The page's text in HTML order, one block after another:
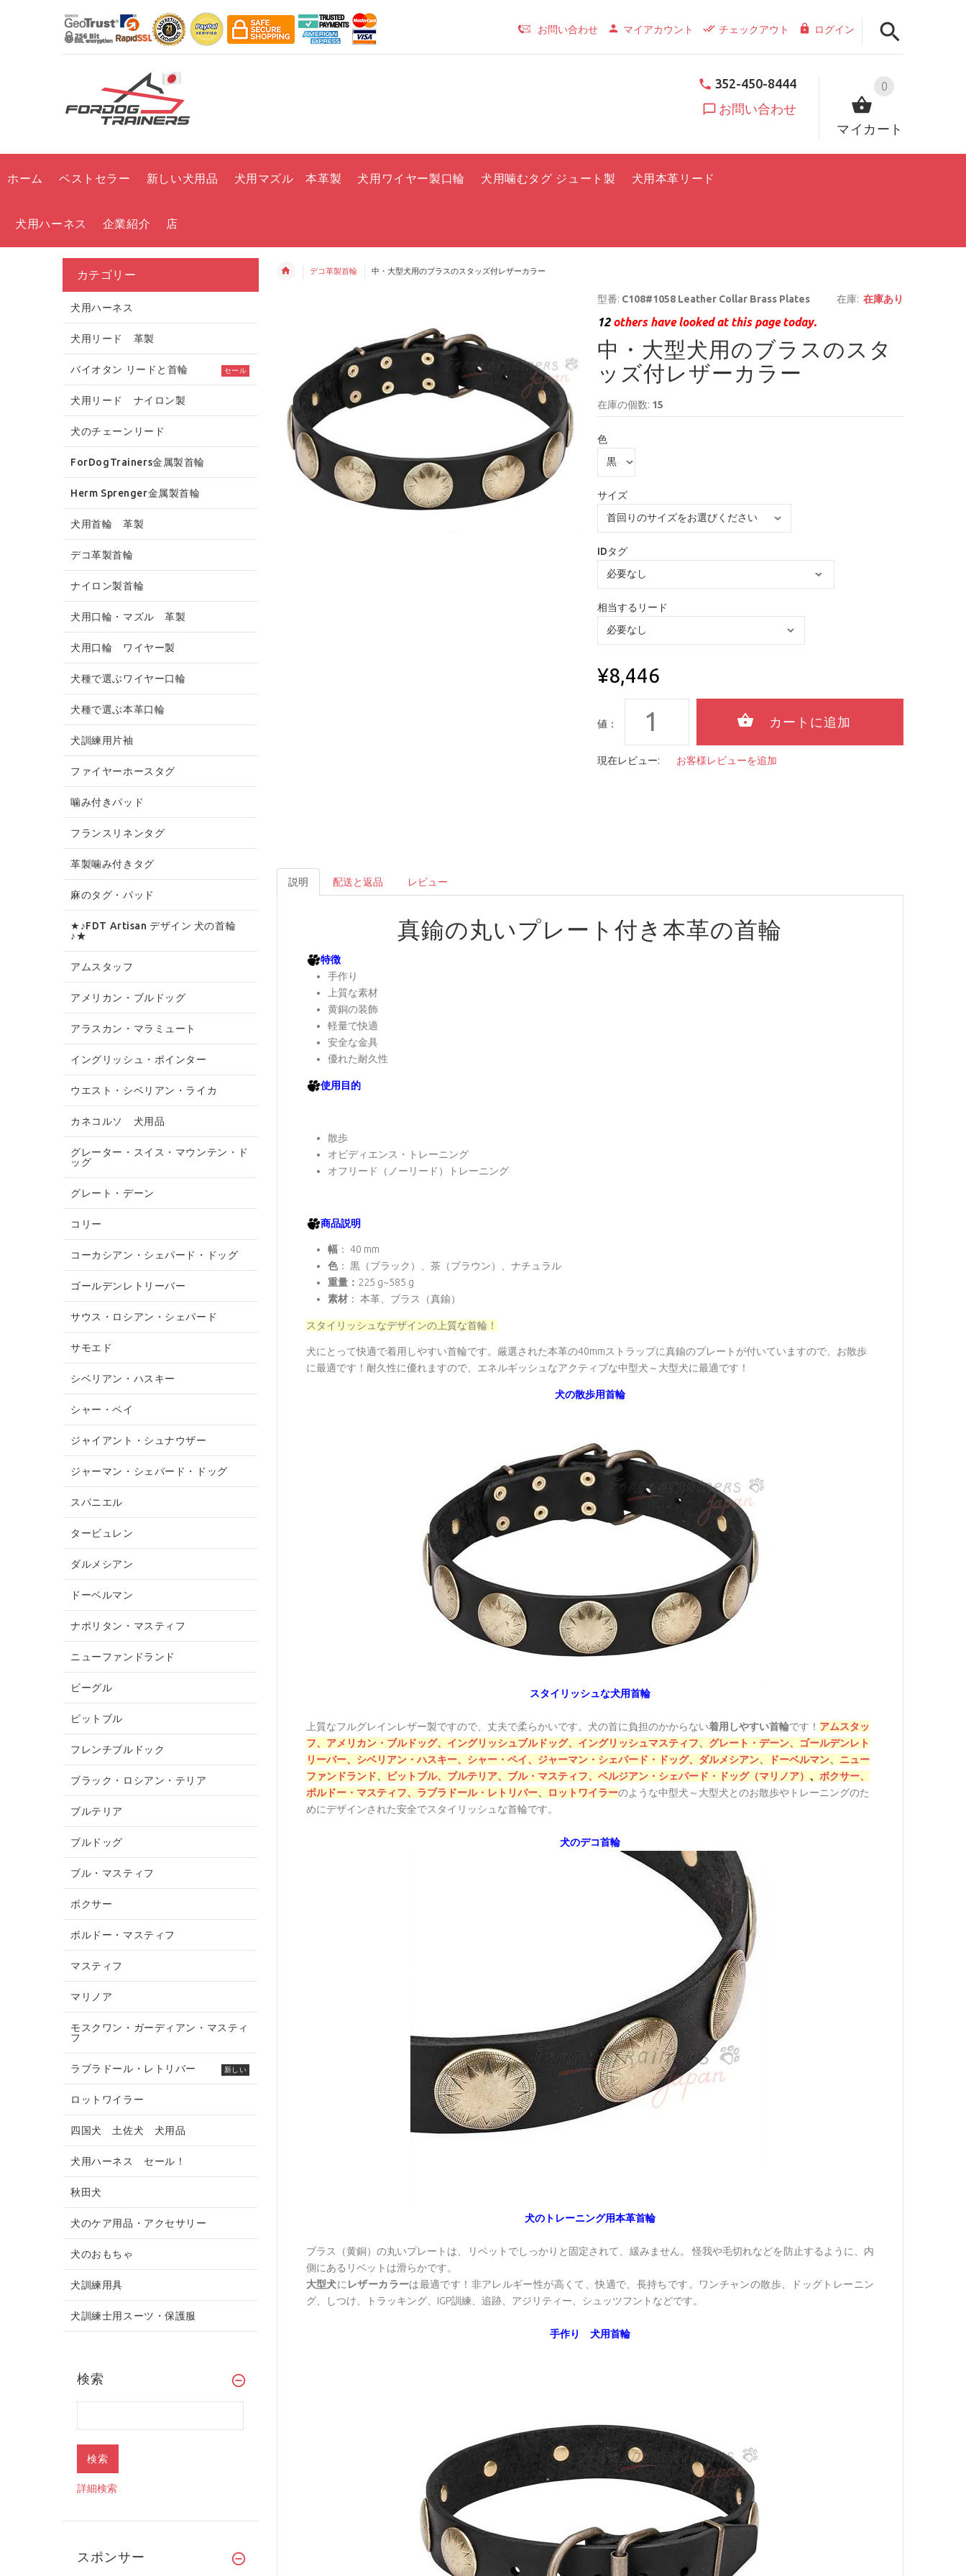
お問い合わせ マイアカウント チェックアウト ログイン
0
マイカート
352-450-8444
お問い合わせ
ホーム ベストセラー 新しい犬用品 犬用マズル 本革製 犬用ワイヤー製口輪 犬用噛むタグ ジュート製 犬用本革リード
犬用ハーネス 企業紹介 店
デコ革製首輪 中・大型犬用のブラスのスタッズ付レザーカラー
型番: C108#1058 Leather Collar Brass Plates 在庫: 在庫あり
12others have looked at this page today.
中・大型犬用のブラスのスタ
ッズ付レザーカラー
在庫の個数: 15
色
サイズ
IDタグ
相当するリード
¥8,446
値：
現在レビュー: お客様レビューを追加
説明 配送と返品 レビュー
真鍮の丸いプレート付き本革の首輪
特徴
手作り
上質な素材
黄銅の装飾
軽量で快適
安全な金具
優れた耐久性
使用目的
散歩
オビディエンス・トレーニング
オフリード（ノーリード）トレーニング
商品説明
幅： 40 mm
色： 黒（ブラック）、茶（ブラウン）、ナチュラル
重量： 225 g~585 g
素材： 本革、ブラス（真鍮）
スタイリッシュなデザインの上質な首輪！
犬にとって快適で着用しやすい首輪です。厳選された本革の40mmストラップに真鍮のプレートが付いていますので、お散歩
に最適です！耐久性に優れますので、エネルギッシュなアクティブな中型犬～大型犬に最適です！
犬の散歩用首輪
スタイリッシュな犬用首輪
上質なフルグレインレザー製ですので、丈夫で柔らかいです。犬の首に負担のかからない着用しやすい首輪です！ アムスタッ
フ、 アメリカン・ブルドッグ、 イングリッシュブルドッグ、 イングリッシュマスティフ、 グレート・デーン、
ゴールデンレト
リーバー、 シベリアン・ハスキー、 シャー・ペイ、 ジャーマン・シェパード・ドッグ、 ダルメシアン、 ドーベルマン、 ニュー
ファンドランド、 ピットブル、 ブルテリア、 ブル・マスティフ、 ベルジアン・シェパード・ドッグ（マリノア） 、 ボクサー、
ボルドー・マスティフ、 ラブラドール・レトリバー、 ロットワイラーのような中型犬～大型犬とのお散歩やトレーニングのた
めにデザインされた安全でスタイリッシュな首輪です。
犬のデコ首輪
犬のトレーニング用本革首輪
ブラス（黄銅）の丸いプレートは、リベットでしっかりと固定されて、緩みません。 怪我や毛切れなどを防止するように、内
側にあるリベットは滑らかです。
大型犬に レザーカラーは最適です！非アレルギー性が高くて、快適で、長持ちです。ワンチャンの散歩、ドッグトレーニン
グ、しつけ、トラッキング、IGP訓練、追跡、アジリティー、シュッツフントなどです。
手作り 犬用首輪
カテゴリー
犬用ハーネス
犬用リード 革製
バイオタン リードと首輪 セール
犬用リード ナイロン製
犬のチェーンリード
ForDogTrainers金属製首輪
Herm Sprenger金属製首輪
犬用首輪 革製
デコ革製首輪
ナイロン製首輪
犬用口輪・マズル 革製
犬用口輪 ワイヤー製
犬種で選ぶワイヤー口輪
犬種で選ぶ本革口輪
犬訓練用片袖
ファイヤーホースタグ
噛み付きパッド
フランスリネンタグ
革製噛み付きタグ
麻のタグ・パッド
★♪FDT Artisan デザイン 犬の首輪
♪★
アムスタッフ
アメリカン・ブルドッグ
アラスカン・マラミュート
イングリッシュ・ポインター
ウエスト・シベリアン・ライカ
カネコルソ 犬用品
グレーター・スイス・マウンテン・ド
ッグ
グレート・デーン
コリー
コーカシアン・シェパード・ドッグ
ゴールデンレトリーバー
サウス・ロシアン・シェパード
サモエド
シベリアン・ハスキー
シャー・ペイ
ジャイアント・シュナウザー
ジャーマン・シェパード・ドッグ
スパニエル
タービュレン
ダルメシアン
ドーベルマン
ナポリタン・マスティフ
ニューファンドランド
ビーグル
ピットブル
フレンチブルドック
ブラック・ロシアン・テリア
ブルテリア
ブルドッグ
ブル・マスティフ
ボクサー
ボルドー・マスティフ
マスティフ
マリノア
モスクワン・ガーディアン・マスティ
フ
ラブラドール・レトリバー 新しい
ロットワイラー
四国犬 土佐犬 犬用品
犬用ハーネス セール！
秋田犬
犬のケア用品・アクセサリー
犬のおもちゃ
犬訓練用具
犬訓練士用スーツ・保護服
検索
詳細検索
スポンサー